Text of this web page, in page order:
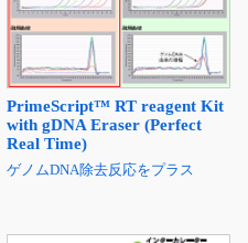
PrimeScript™ RT reagent Kit
with gDNA Eraser (Perfect
Real Time)
ゲノムDNA除去反応をプラス